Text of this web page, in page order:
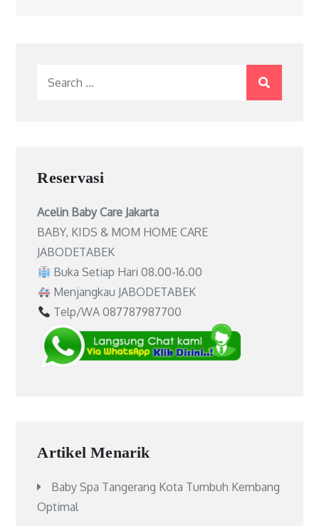
Search
Reservasi
Acelin Baby Care Jakarta
BABY, KIDS & MOM HOME CARE
JABODETABEK
Buka Setiap Hari 08.00-16.00
Menjangkau JABODETABEK
Telp/WA 087787987700
Artikel Menarik
Baby Spa Tangerang Kota Tumbuh Kembang
Optimal